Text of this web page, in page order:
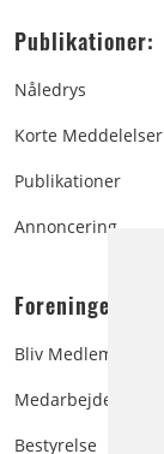
Publikationer:
Nåledrys
Korte Meddelelser
Publikationer
Annoncering
Foreningen:
Bliv Medlem
Medarbejdere
Bestyrelse